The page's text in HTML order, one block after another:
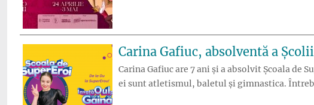
Carina Gafiuc, absolventă a
Carina Gafiuc are 7 ani și a absolvit Școala
ei sunt atletismul, baletul și gimnastica.